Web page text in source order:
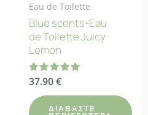
Eau de Toilette
Blue scents-Eau
de Toilette Juicy
Lemon
Βαθμολογήθηκε
με
5.00
από 5
37.90€
ΔΙΑΒΆΣΤΕ